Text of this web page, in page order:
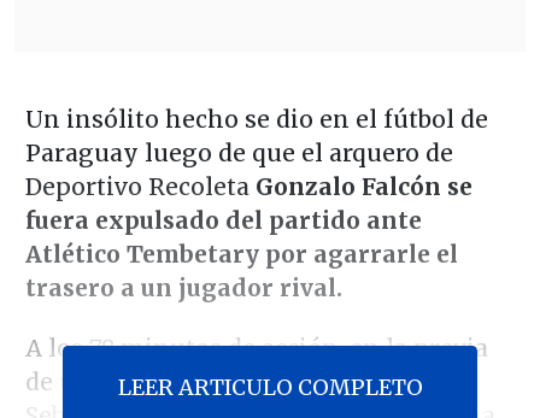
Un insólito hecho se dio en el fútbol de
Paraguay luego de que el arquero de
Deportivo Recoleta Gonzalo Falcón se
fuera expulsado del partido ante
Atlético Tembetary por agarrarle el
trasero a un jugador rival.
A los 78 minutos de acción, en la previa
de un tiro de esquina, el defensor
LEER ARTICULO COMPLETO